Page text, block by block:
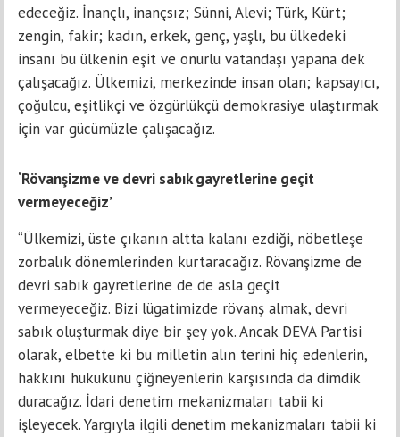
edeceğiz. İnançlı, inançsız; Sünni, Alevi; Türk, Kürt;
zengin, fakir; kadın, erkek, genç, yaşlı, bu ülkedeki
insanı bu ülkenin eşit ve onurlu vatandaşı yapana dek
çalışacağız. Ülkemizi, merkezinde insan olan; kapsayıcı,
çoğulcu, eşitlikçi ve özgürlükçü demokrasiye ulaştırmak
için var gücümüzle çalışacağız.
‘Rövanşizme ve devri sabık gayretlerine geçit
vermeyeceğiz’
“Ülkemizi, üste çıkanın altta kalanı ezdiği, nöbetleşe
zorbalık dönemlerinden kurtaracağız. Rövanşizme de
devri sabık gayretlerine de de asla geçit
vermeyeceğiz. Bizi lügatimizde rövanş almak, devri
sabık oluşturmak diye bir şey yok. Ancak DEVA Partisi
olarak, elbette ki bu milletin alın terini hiç edenlerin,
hakkını hukukunu çiğneyenlerin karşısında da dimdik
duracağız. İdari denetim mekanizmaları tabii ki
işleyecek. Yargıyla ilgili denetim mekanizmaları tabii ki